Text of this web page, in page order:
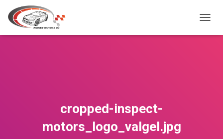
cropped-inspect-
motors_logo_valgel.jpg